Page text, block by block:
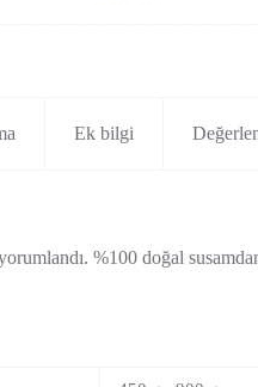
Ek bilgi
%100 doğal